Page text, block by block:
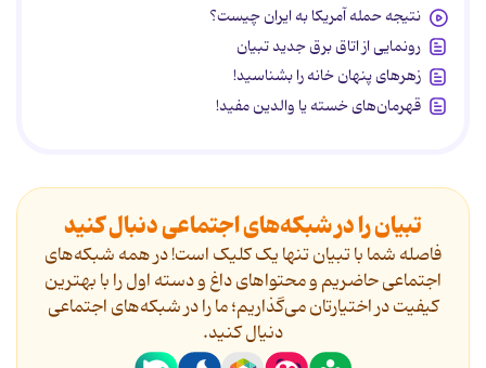
نتیجه حمله آمریکا به ایران چیست؟
رونمایی از اتاق برق جدید تبیان
زهرهای پنهان خانه را بشناسید!
قهرمان‌های خسته یا والدین مفید!
تبیان را در شبکه‌های اجتماعی دنبال کنید
فاصله شما با تبیان تنها یک کلیک است! در همه شبکه‌های
اجتماعی حاضریم و محتواهای داغ و دسته اول را با بهترین
کیفیت در اختیارتان می‌گذاریم؛ ما را در شبکه‌های اجتماعی
دنیال کنید.